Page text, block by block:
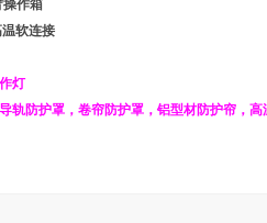
操作箱
软连接
灯
轨防护罩 ， 卷帘防护罩 ， 铝型材防护帘 ， 高